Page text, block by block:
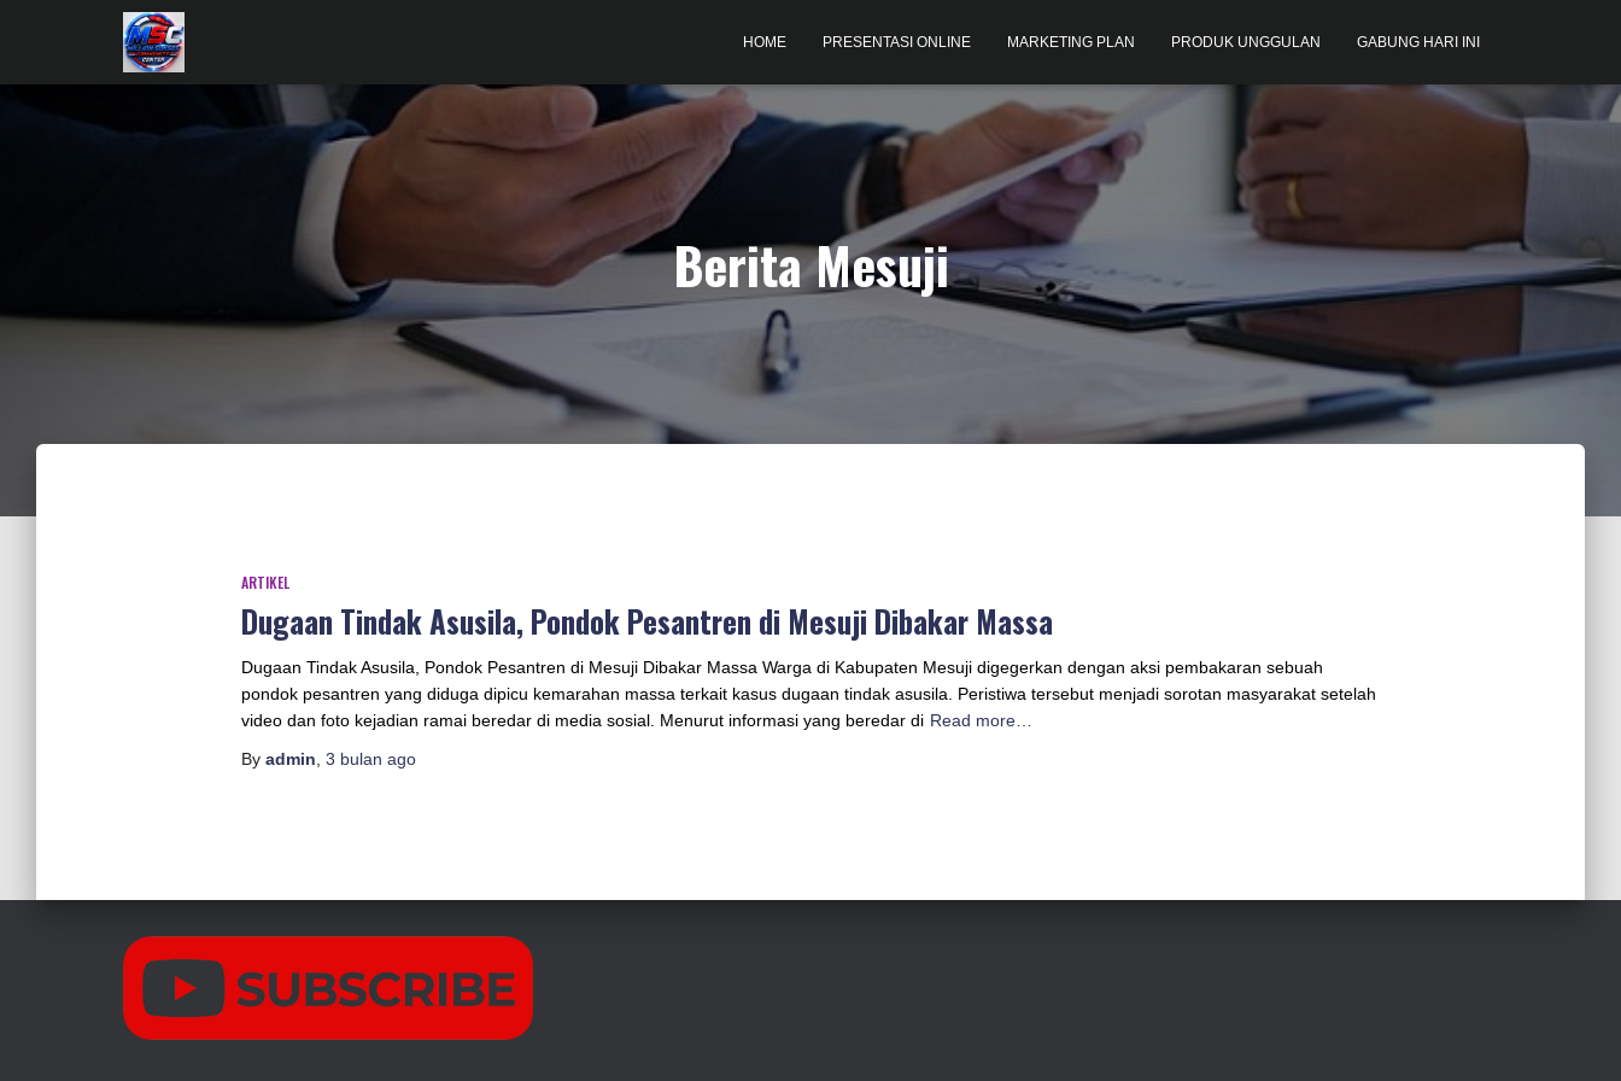
HOME PRESENTASI ONLINE MARKETING PLAN PRODUK UNGGULAN GABUNG HARI INI
Berita Mesuji
ARTIKEL
Dugaan Tindak Asusila, Pondok Pesantren di Mesuji Dibakar Massa
Dugaan Tindak Asusila, Pondok Pesantren di Mesuji Dibakar Massa Warga di Kabupaten Mesuji digegerkan dengan aksi pembakaran sebuah
pondok pesantren yang diduga dipicu kemarahan massa terkait kasus dugaan tindak asusila. Peristiwa tersebut menjadi sorotan masyarakat setelah
video dan foto kejadian ramai beredar di media sosial. Menurut informasi yang beredar di Read more…
By admin 3 bulan ago